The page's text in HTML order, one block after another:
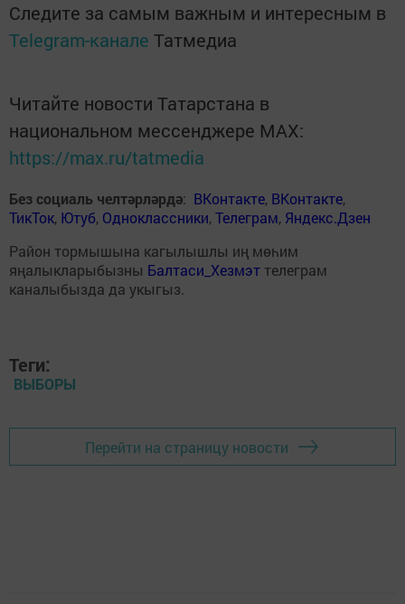
Следите за самым важным и интересным в
Telegram-канале Татмедиа
Читайте новости Татарстана в
национальном мессенджере MАХ:
https://max.ru/tatmedia
Без социаль челтәрләрдә: ВКонтакте, ВКонтакте,
ТикТок, Ютуб, Одноклассники,Телеграм, Яндекс.Дзен
Район тормышына кагылышлы иң мөһим
яңалыкларыбызны Балтаси_Хезмэт телеграм
каналыбызда да укыгыз.
Теги:
ВЫБОРЫ
Перейти на страницу новости